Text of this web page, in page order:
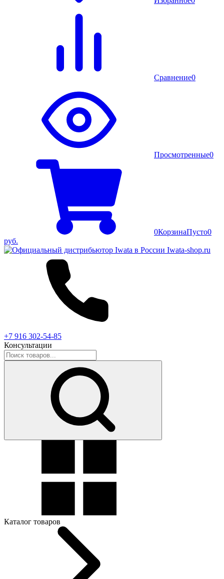
Сравнение0
Просмотренные0
0КорзинаПусто0
руб.
+7 916 302-54-85
Консультации
Каталог товаров